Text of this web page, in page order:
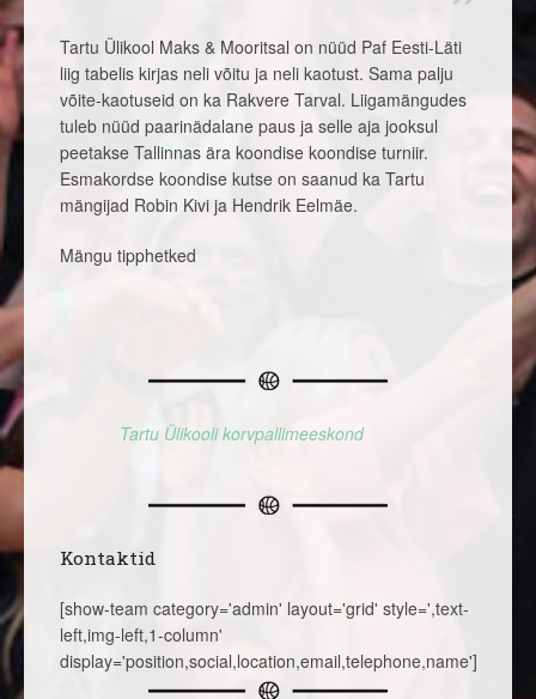
Tartu Ülikool Maks & Mooritsal on nüüd Paf Eesti-Läti
liig tabelis kirjas neli võitu ja neli kaotust. Sama palju
võite-kaotuseid on ka Rakvere Tarval. Liigamängudes
tuleb nüüd paarinädalane paus ja selle aja jooksul
peetakse Tallinnas ära koondise koondise turniir.
Esmakordse koondise kutse on saanud ka Tartu
mängijad Robin Kivi ja Hendrik Eelmäe.
Mängu tipphetked
Tartu Ülikooli korvpallimeeskond
Kontaktid
[show-team category='admin' layout='grid' style=',text-
left,img-left,1-column'
display='position,social,location,email,telephone,name']